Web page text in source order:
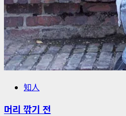
知人
머리 깎기 전